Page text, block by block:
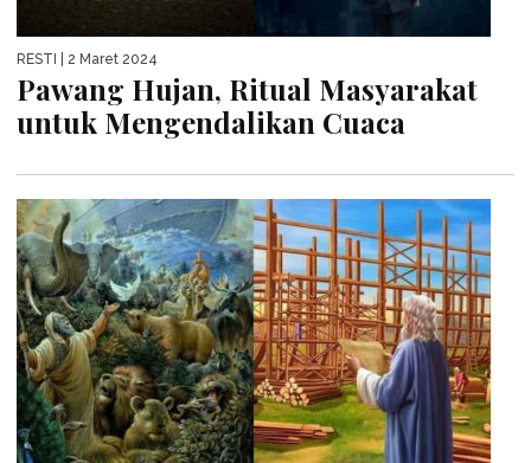
RESTI | 2 Maret 2024
Pawang Hujan, Ritual Masyarakat
untuk Mengendalikan Cuaca